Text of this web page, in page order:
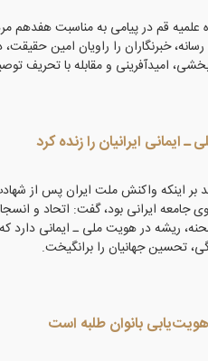
علمیه قم در پیامی به مناسبت هفدهم
خبرنگاران را راویان امین حقیقت،
امیدآفرینی و مقابله با تحریف
ایرانیان را زنده کرد
بر اینکه واکنش ملت ایران پس از
جامعه ایرانی بود، گفت: اتحاد و
ریشه در هویت ملی ـ ایمانی دارد
تحسین جهانیان را برانگیخت.
بانوان طلبه است